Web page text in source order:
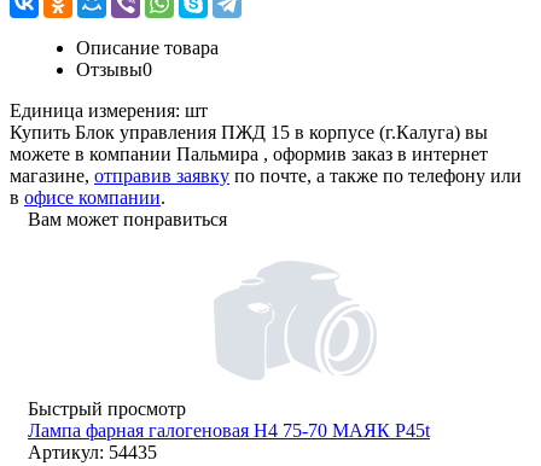
Описание товара
Отзывы0
Единица измерения: шт
Купить Блок управления ПЖД 15 в корпусе (г.Калуга) вы
можете в компании Пальмира , оформив заказ в интернет
магазине, отправив заявку по почте, а также по телефону или
в офисе компании.
Вам может понравиться
Быстрый просмотр
Лампа фарная галогеновая Н4 75-70 МАЯК P45t
Артикул: 54435